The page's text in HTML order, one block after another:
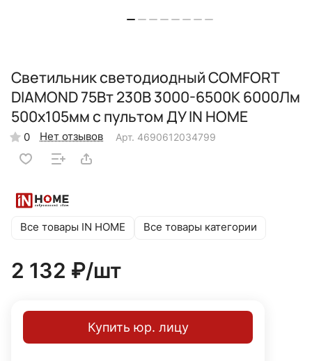
Светильник светодиодный COMFORT
DIAMOND 75Вт 230В 3000-6500K 6000Лм
500x105мм с пультом ДУ IN HOME
0 Нет отзывов Арт. 4690612034799
Все товары IN HOME Все товары категории
2 132 ₽/шт
Купить юр. лицу